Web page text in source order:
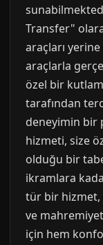
Transfer"
araçları
araçlarla
özel bir
tarafından
deneyimin bir
hizmeti, size
olduğu bir
ikramlara
tür bir hizmet,
ve
için hem